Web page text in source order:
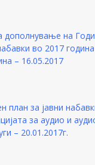
дополнување на
во 2017
– 16.05.2017
план за јавни
за аудио и
– 20.01.2017г.